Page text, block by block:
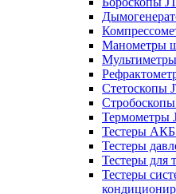
Манометры
Стетоскопы
Термометры
Тестеры АКБ
Тестеры
Тестеры для
Тестеры